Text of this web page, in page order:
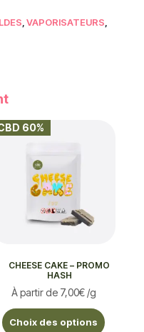
, VAPORISATEURS,
60%
CHEESE CAKE – PROMO
HASH
À partir de 7,00€ /g
Choix des options